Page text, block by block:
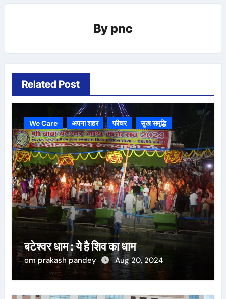
By pnc
Related Post
We Care अपना शहर फीचर सुख समृद्धि
बटेश्वर धाम : ये है शिव का धाम
om prakash pandey Aug 20, 2024